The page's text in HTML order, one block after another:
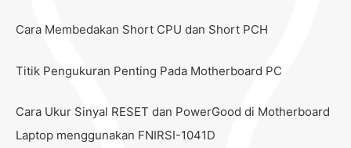
Cara Membedakan Short CPU dan Short PCH
Titik Pengukuran Penting Pada Motherboard PC
Cara Ukur Sinyal RESET dan PowerGood di Motherboard
Laptop menggunakan FNIRSI-1041D